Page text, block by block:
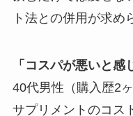
ト法との併用が求め
「コスパが悪いと感
40代男性（購入歴2ヶ
サプリメントのコス